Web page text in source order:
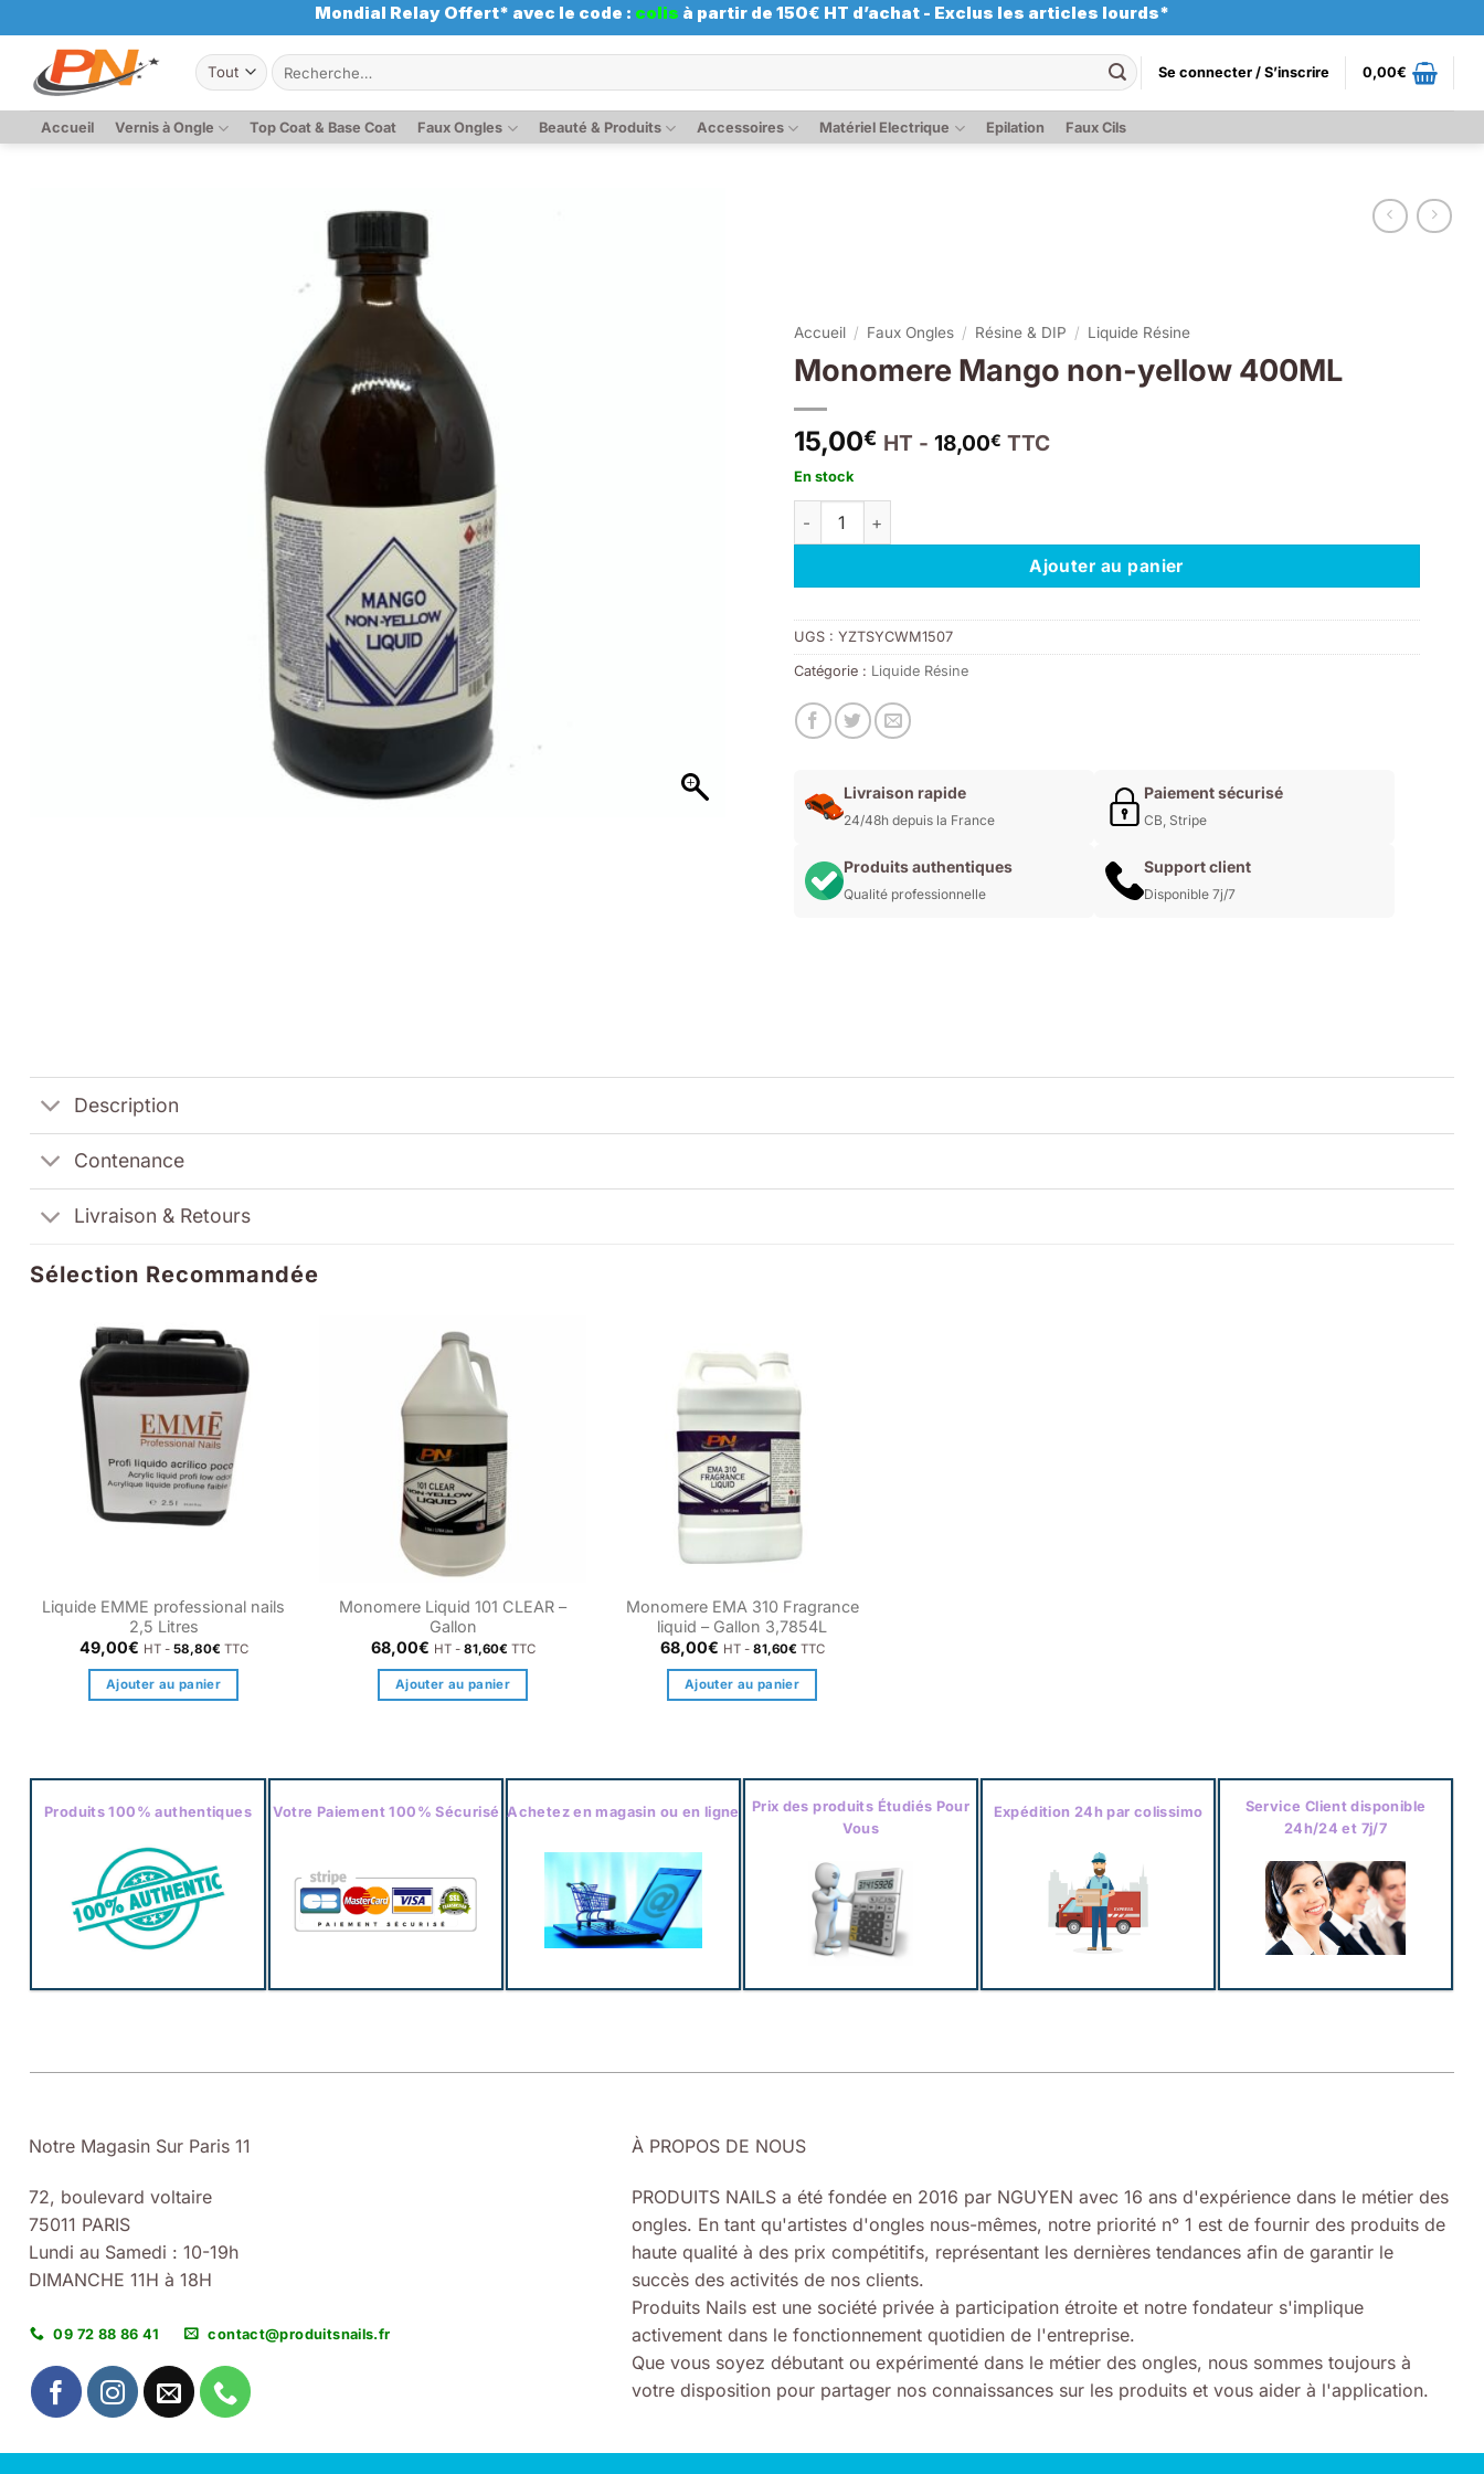
au
contenu
Mondial Relay Offert* avec le code : colis à partir de 150€ HT d’achat - Exclus les articles lourds*
Recherche
pour :
Se connecter / S’inscrire 0,00€
Accueil Vernis à Ongle Top Coat & Base Coat Faux Ongles Beauté & Produits Accessoires Matériel Electrique Epilation Faux Cils
Accueil / Faux Ongles / Résine & DIP / Liquide Résine
Monomere Mango non-yellow 400ML
15,00€ HT - 18,00€ TTC
En stock
quantité de Monomere Mango non-yellow 400ML
Ajouter au panier
UGS : YZTSYCWM1507
Catégorie : Liquide Résine
Livraison rapide
24/48h depuis la France
Paiement sécurisé
CB, Stripe
Produits authentiques
Qualité professionnelle
Support client
Disponible 7j/7
Description
Contenance
Livraison & Retours
Sélection Recommandée
Liquide EMME professional nails
2,5 Litres
49,00€ HT - 58,80€ TTC
Ajouter au panier
Monomere Liquid 101 CLEAR –
Gallon
68,00€ HT - 81,60€ TTC
Ajouter au panier
Monomere EMA 310 Fragrance
liquid – Gallon 3,7854L
68,00€ HT - 81,60€ TTC
Ajouter au panier
Produits 100% authentiques Votre Paiement 100% Sécurisé Achetez en magasin ou en ligne
Prix des produits Étudiés Pour
Vous
Expédition 24h par colissimo
Service Client disponible
24h/24 et 7j/7
Notre Magasin Sur Paris 11
72, boulevard voltaire
75011 PARIS
Lundi au Samedi : 10-19h
DIMANCHE 11H à 18H
09 72 88 86 41 contact@produitsnails.fr
À PROPOS DE NOUS
PRODUITS NAILS a été fondée en 2016 par NGUYEN avec 16 ans d'expérience dans le métier des
ongles. En tant qu'artistes d'ongles nous-mêmes, notre priorité n° 1 est de fournir des produits de
haute qualité à des prix compétitifs, représentant les dernières tendances afin de garantir le
succès des activités de nos clients.
Produits Nails est une société privée à participation étroite et notre fondateur s'implique
activement dans le fonctionnement quotidien de l'entreprise.
Que vous soyez débutant ou expérimenté dans le métier des ongles, nous sommes toujours à
votre disposition pour partager nos connaissances sur les produits et vous aider à l'application.